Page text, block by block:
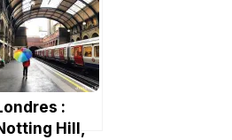
quartier
:
Hill,